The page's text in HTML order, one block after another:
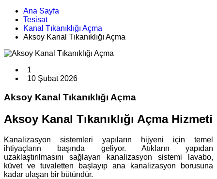
Ana Sayfa
Tesisat
Kanal Tıkanıklığı Açma
Aksoy Kanal Tıkanıklığı Açma
1
10 Şubat 2026
Aksoy Kanal Tıkanıklığı Açma
Aksoy Kanal Tıkanıklığı Açma Hizmeti
Kanalizasyon sistemleri yapıların hijyeni için temel
ihtiyaçların başında geliyor. Atıkların yapıdan
uzaklaştırılmasını sağlayan kanalizasyon sistemi lavabo,
küvet ve tuvaletten başlayıp ana kanalizasyon borusuna
kadar ulaşan bir bütündür.